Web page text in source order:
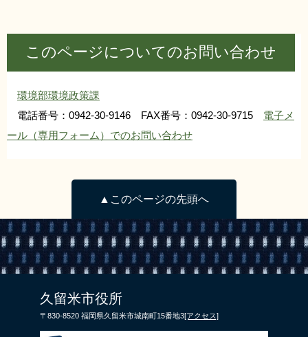
このページについてのお問い合わせ
環境部環境政策課
電話番号：0942-30-9146 FAX番号：0942-30-9715 電子メ
ール（専用フォーム）でのお問い合わせ
▲このページの先頭へ
久留米市役所
〒830-8520 福岡県久留米市城南町15番地3[アクセス]